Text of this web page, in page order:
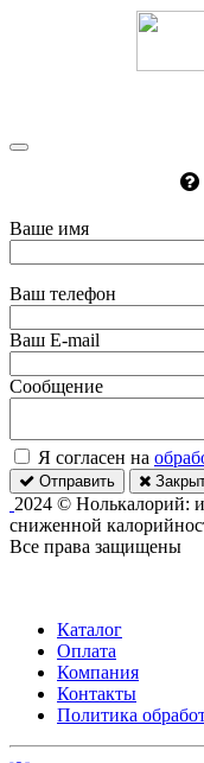
Ваше имя
Ваш телефон
Ваш E-mail
Сообщение
Я согласен на
Отправить
2024 © Нолькалорий:
сниженной
Все права защищены
Каталог
Оплата
Компания
Контакты
Политика